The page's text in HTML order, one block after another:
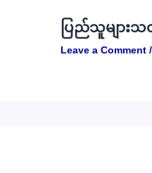
ပြည်သူများ
Leave a Comment /